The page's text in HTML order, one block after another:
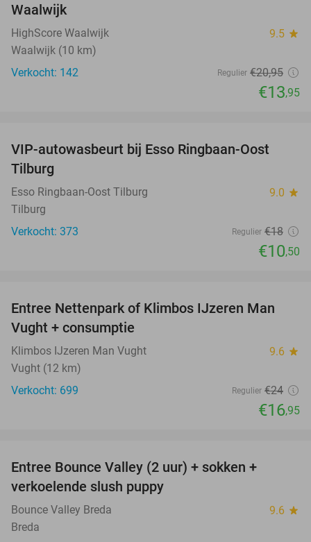
Waalwijk
HighScore Waalwijk 9.5 star
Waalwijk (10 km)
Verkocht: 142
Regulier €20,95
€13,95
42%
VIP-autowasbeurt bij Esso Ringbaan-Oost
Tilburg
Esso Ringbaan-Oost Tilburg 9.0 star
Tilburg
Verkocht: 373
Regulier €18
€10,50
29%
Entree Nettenpark of Klimbos IJzeren Man
Vught + consumptie
Klimbos IJzeren Man Vught 9.6 star
Vught (12 km)
Verkocht: 699
Regulier €24
€16,95
Entree Bounce Valley (2 uur) + sokken +
verkoelende slush puppy
Bounce Valley Breda 9.6 star
Breda